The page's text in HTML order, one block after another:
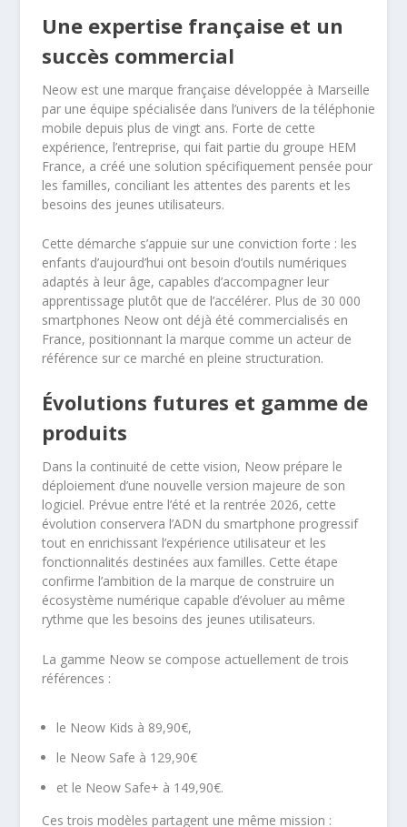
Une expertise française et un
succès commercial
Neow est une marque française développée à Marseille
par une équipe spécialisée dans l’univers de la téléphonie
mobile depuis plus de vingt ans. Forte de cette
expérience, l’entreprise, qui fait partie du groupe HEM
France, a créé une solution spécifiquement pensée pour
les familles, conciliant les attentes des parents et les
besoins des jeunes utilisateurs.
Cette démarche s’appuie sur une conviction forte : les
enfants d’aujourd’hui ont besoin d’outils numériques
adaptés à leur âge, capables d’accompagner leur
apprentissage plutôt que de l’accélérer. Plus de 30 000
smartphones Neow ont déjà été commercialisés en
France, positionnant la marque comme un acteur de
référence sur ce marché en pleine structuration.
Évolutions futures et gamme de
produits
Dans la continuité de cette vision, Neow prépare le
déploiement d’une nouvelle version majeure de son
logiciel. Prévue entre l’été et la rentrée 2026, cette
évolution conservera l’ADN du smartphone progressif
tout en enrichissant l’expérience utilisateur et les
fonctionnalités destinées aux familles. Cette étape
confirme l’ambition de la marque de construire un
écosystème numérique capable d’évoluer au même
rythme que les besoins des jeunes utilisateurs.
La gamme Neow se compose actuellement de trois
références :
le Neow Kids à 89,90€,
le Neow Safe à 129,90€
et le Neow Safe+ à 149,90€.
Ces trois modèles partagent une même mission :